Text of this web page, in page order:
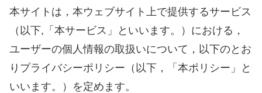
本サイトは，本ウェブサイト上で提供するサービス
（以下,「本サービス」といいます。）における，
ユーザーの個人情報の取扱いについて，以下のとお
りプライバシーポリシー（以下，「本ポリシー」と
いいます。）を定めます。